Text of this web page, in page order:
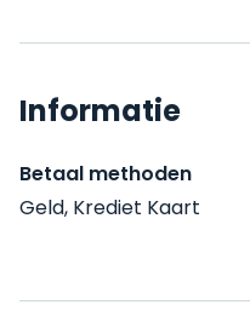
Informatie
Betaal methoden
Geld, Krediet Kaart